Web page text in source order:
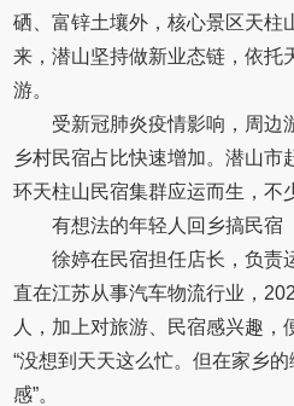
硒、富锌土壤外，核心景区天柱
来，潜山坚持做新业态链，依托
游。
受新冠肺炎疫情影响，周边
乡村民宿占比快速增加。潜山市
环天柱山民宿集群应运而生，不
有想法的年轻人回乡搞民宿
徐婷在民宿担任店长，负责
直在江苏从事汽车物流行业，
人，加上对旅游、民宿感兴趣，
“没想到天天这么忙。但在家乡
感”。